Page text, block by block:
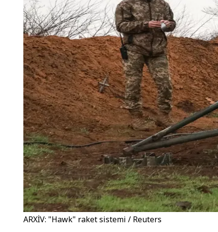
ARXİV: "Hawk" raket sistemi / Reuters